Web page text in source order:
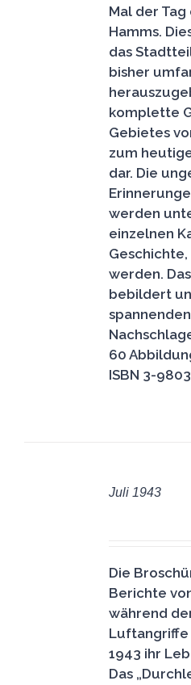
Mal der
Hamms.
das
bisher
komplette
Gebietes
zum
dar. Die
werden
einzelnen
werden.
bebildert
60
ISBN 3-
WARENKORB
Juli 1943
Die
Berichte
während
Luftangriffe
1943 ihr
Das